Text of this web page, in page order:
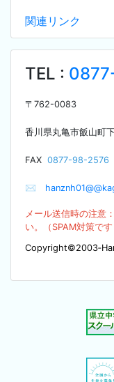
関連リンク
TEL :
〒 762-0083
香川県丸亀市飯山町
FAX 0877-98-2576
✉
メール送信時の注意
い。（SPAM対策です